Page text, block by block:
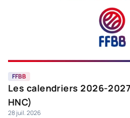
FFBB
Les calendriers 2026-
HNC)
28 juil. 2026